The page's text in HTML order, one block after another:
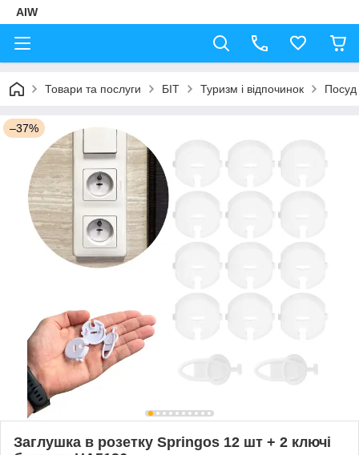
AIW
Товари та послуги БІТ Туризм і відпочинок Посуд
–37%
Заглушка в розетку Springos 12 шт + 2 ключі